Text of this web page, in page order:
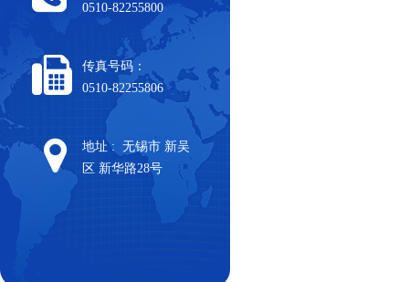
0510-82255800
传真号码：
0510-82255806
地址 : 无锡市 新吴
区 新华路28号